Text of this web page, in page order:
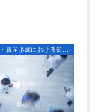
2. 投資・資産形成における知識とスキル